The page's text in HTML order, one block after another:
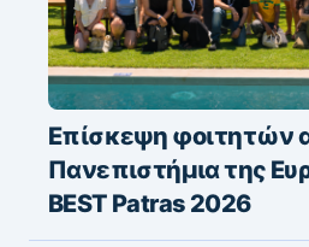
Επίσκεψη φοιτητών
Πανεπιστήμια της
BEST Patras 2026